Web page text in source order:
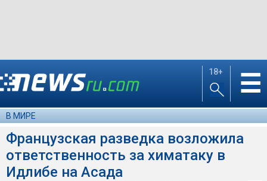
18+ ☰
В МИРЕ
Французская разведка возложила
ответственность за химатаку в
Идлибе на Асада